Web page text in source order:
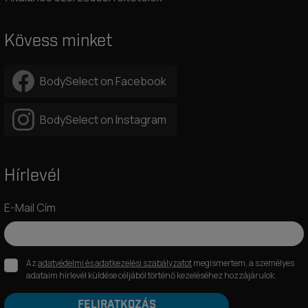
Kövess minket
BodySelect on Facebook
BodySelect on Instagram
Hírlevél
E-Mail Cím
Azadatvédelmi és adatkezelési szabályzatotmegismertem, a személyes
adataim hírlevél küldése céljából történő kezeléséhez hozzájárulok.
FELIRATKOZÁS